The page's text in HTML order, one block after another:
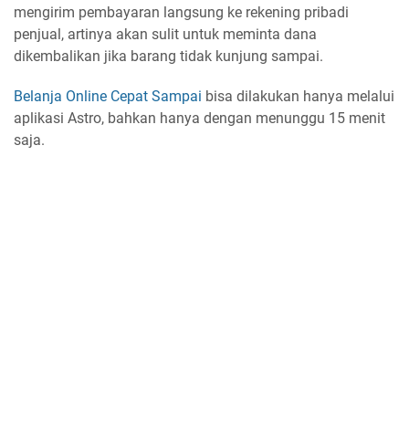
mengirim pembayaran langsung ke rekening pribadi
penjual, artinya akan sulit untuk meminta dana
dikembalikan jika barang tidak kunjung sampai.
Belanja Online Cepat Sampai bisa dilakukan hanya melalui
aplikasi Astro, bahkan hanya dengan menunggu 15 menit
saja.